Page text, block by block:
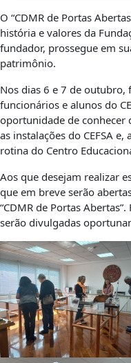
O “CDMR de Portas
história e valores da
fundador, prossegue em
patrimônio.
Nos dias 6 e 7 de
funcionários e alunos do
oportunidade de conhecer
as instalações do CEFSA
rotina do Centro
Aos que desejam realizar
que em breve serão
“CDMR de Portas
serão divulgadas